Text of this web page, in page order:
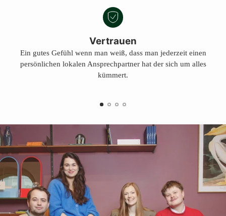
Vertrauen
Ein gutes Gefühl wenn man weiß, dass man jederzeit einen
persönlichen lokalen Ansprechpartner hat der sich um alles
kümmert.